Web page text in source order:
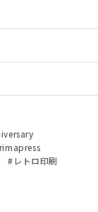
レトロ印刷